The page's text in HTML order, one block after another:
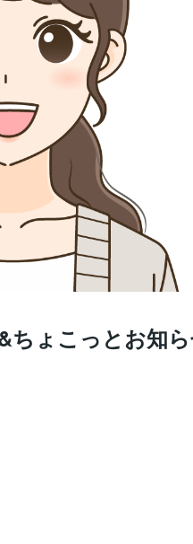
ちょこっとお知